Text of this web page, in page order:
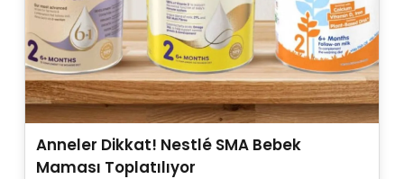
Anneler Dikkat! Nestlé SMA Bebek
Maması Toplatılıyor